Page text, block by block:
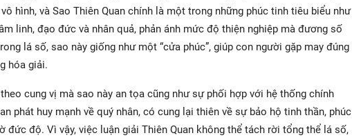
hình, và Sao Thiên Quan chính là một trong những phúc tinh tiêu biểu như
linh, đạo đức và nhân quả, phản ánh mức độ thiện nghiệp mà đương số
lá số, sao này giống như một “cửa phúc”, giúp con người gặp may đúng
hóa giải.
cung vị mà sao này an tọa cũng như sự phối hợp với hệ thống chính
phát huy mạnh về quý nhân, có cung lại thiên về sự bảo hộ tinh thần, phúc
đức độ. Vì vậy, việc luận giải Thiên Quan không thể tách rời tổng thể lá số,